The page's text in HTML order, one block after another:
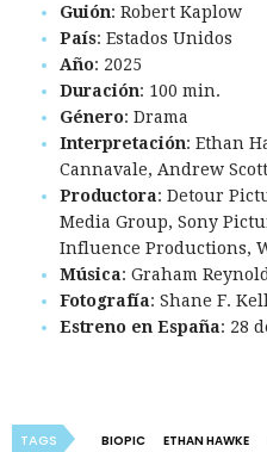
Guión: Robert Kaplow
País: Estados Unidos
Año: 2025
Duración: 100 min.
Género: Drama
Interpretación: Ethan
Cannavale, Andrew Scott
Productora: Detour
Media Group, Sony
Influence Productions,
Música: Graham
Fotografía: Shane F.
Estreno en España: 28
TAGS BIOPIC ETHAN HAWKE